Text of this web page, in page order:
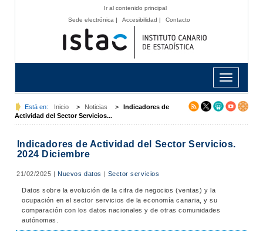
Ir al contenido principal
Sede electrónica | Accesibilidad | Contacto
Toggle
navigation
Está en: Inicio > Noticias >
Indicadores de
Actividad del Sector Servicios...
Indicadores de Actividad del Sector Servicios.
2024 Diciembre
21/02/2025 |Nuevos datos | Sector servicios
Datos sobre la evolución de la cifra de negocios (ventas) y la
ocupación en el sector servicios de la economía canaria, y su
comparación con los datos nacionales y de otras comunidades
autónomas.